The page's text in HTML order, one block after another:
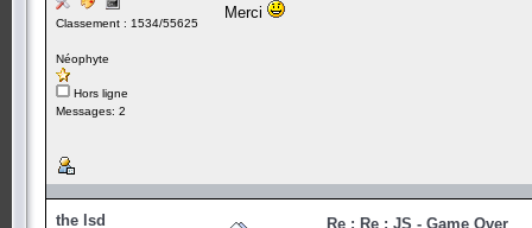
Classement : 1534/55625
Néophyte
Hors ligne
Messages: 2
Merci
the lsd Re : Re : JS - Game Over